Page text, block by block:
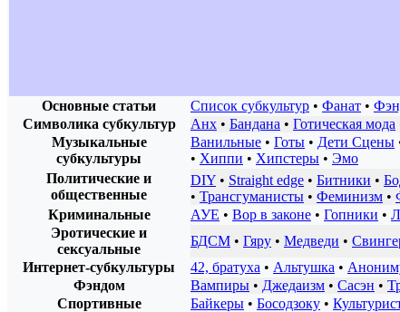
Основные статьи
Список субкультур • Фанат •
Символика субкультур
Анх • Бандана • Готическая мода
Музыкальные
субкультуры
Ванильные • Готы • Дети Сцены
• Хиппи • Хипстеры • Эмо
Политические и
общественные
DIY • Straight edge • Битники •
• Трансгуманисты • Феминизм •
Криминальные
АУЕ • Вор в законе • Гопники •
Эротические и
сексуальные
БДСМ • Гяру • Медведи •
Интернет-субкультуры
42, братуха • Альтушка •
Фэндом
Вампиры • Джедаизм • Сасэн •
Спортивные
Байкеры • Босодзоку •